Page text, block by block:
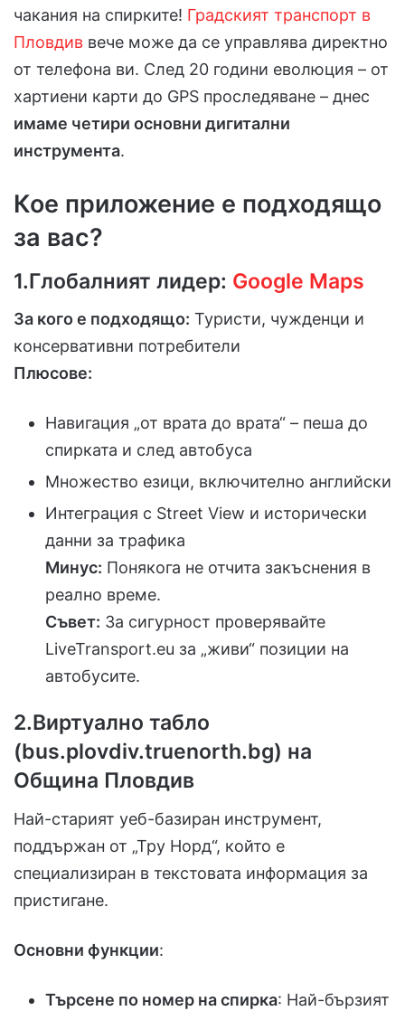
чакания на спирките! Градският транспорт в
Пловдив вече може да се управлява директно
от телефона ви. След 20 години еволюция – от
хартиени карти до GPS проследяване – днес
имаме четири основни дигитални
инструмента.
Кое приложение е подходящо
за вас?
1.Глобалният лидер: Google Maps
За кого е подходящо: Туристи, чужденци и
консервативни потребители
Плюсове:
Навигация „от врата до врата“ – пеша до
спирката и след автобуса
Множество езици, включително английски
Интеграция с Street View и исторически
данни за трафика
Минус: Понякога не отчита закъснения в
реално време.
Съвет: За сигурност проверявайте
LiveTransport.eu за „живи“ позиции на
автобусите.
2.Виртуално табло
(bus.plovdiv.truenorth.bg) на
Община Пловдив
Най-старият уеб-базиран инструмент,
поддържан от „Тру Норд“, който е
специализиран в текстовата информация за
пристигане.
Основни функции:
Търсене по номер на спирка: Най-бързият